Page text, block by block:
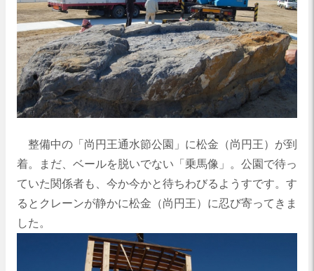
整備中の「尚円王通水節公園」に松金（尚円王）が到
着。まだ、ベールを脱いでない「乗馬像」。公園で待っ
ていた関係者も、今か今かと待ちわびるようすです。す
るとクレーンが静かに松金（尚円王）に忍び寄ってきま
した。